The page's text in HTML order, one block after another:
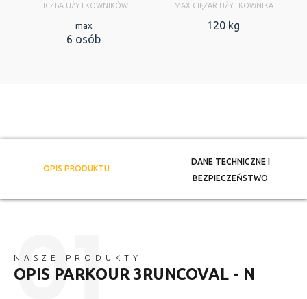
LICZBA UŻYTKOWNIKÓW
max
6 osób
MAX CIĘŻAR UŻYTKOWNIKA
120 kg
OPIS PRODUKTU
DANE TECHNICZNE I
BEZPIECZEŃSTWO
NASZE PRODUKTY
OPIS PARKOUR 3RUNCOVAL - N